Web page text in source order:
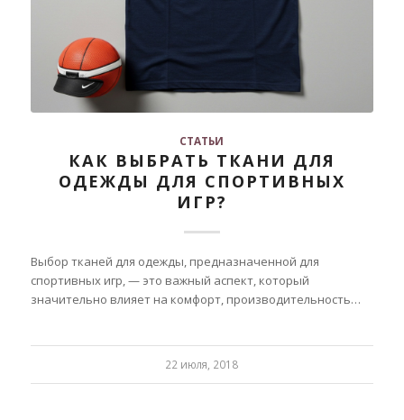
СТАТЬИ
КАК ВЫБРАТЬ ТКАНИ ДЛЯ
ОДЕЖДЫ ДЛЯ СПОРТИВНЫХ
ИГР?
Выбор тканей для одежды, предназначенной для
спортивных игр, — это важный аспект, который
значительно влияет на комфорт, производительность…
22 июля, 2018